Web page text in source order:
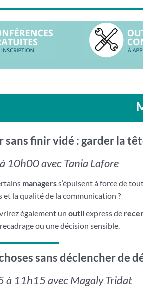
sans finir vidé : garder la
10h00 avec Tania Lafore
managerss’épuisent à force de
et la qualité de la communication ?
également un outilexpress de
ou une décision sensible.
sans déclencher de
à 11h15 avec Magaly Tridat